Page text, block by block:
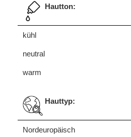
Hautton:
kühl
neutral
warm
Hauttyp:
Nordeuropäisch